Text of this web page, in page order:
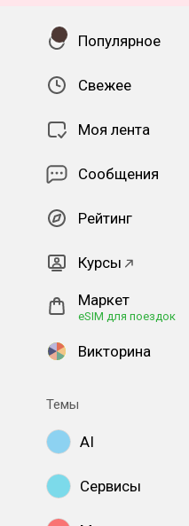
Популярное
Свежее
Моя лента
Сообщения
Рейтинг
Курсы
Маркет
eSIM для поездок
Викторина
Темы
AI
Сервисы